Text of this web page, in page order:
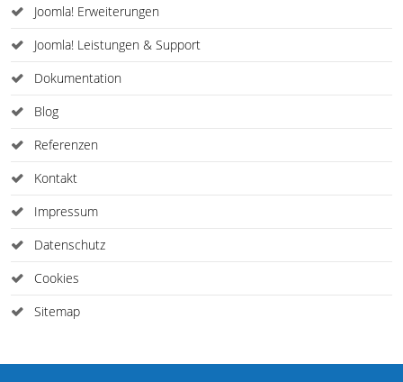
Joomla! Erweiterungen
Joomla! Leistungen & Support
Dokumentation
Blog
Referenzen
Kontakt
Impressum
Datenschutz
Cookies
Sitemap